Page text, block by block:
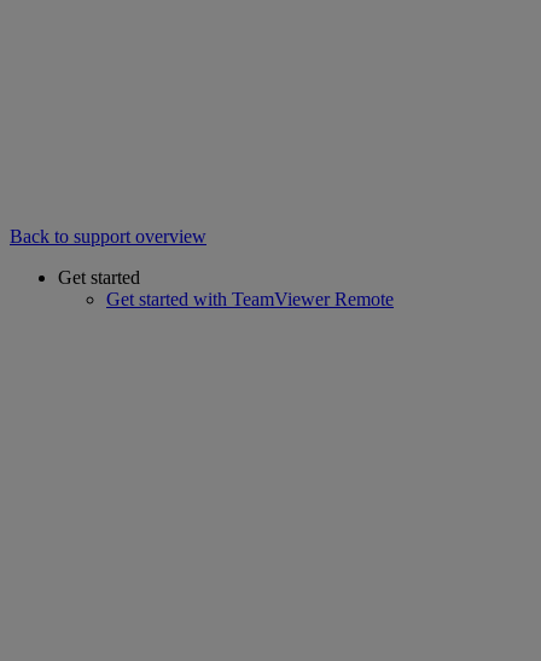
Back to support overview
Get started
Get started with TeamViewer Remote